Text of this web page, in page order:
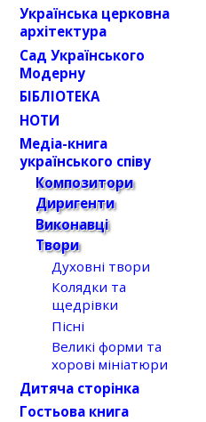
Українська церковна
архітектура
Сад Українського
Модерну
БІБЛІОТЕКА
НОТИ
Медіа-книга
українського співу
Композитори
Диригенти
Виконавці
Твори
Духовні твори
Колядки та
щедрівки
Пісні
Великі форми та
хорові мініатюри
Дитяча сторінка
Гостьова книга